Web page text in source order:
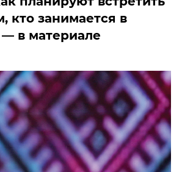
кто занимается в
— в материале